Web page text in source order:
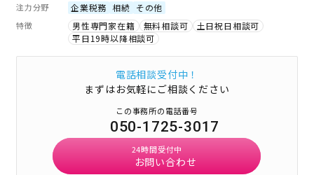
注力分野 企業税務 相続 その他
特徴 男性専門家在籍 無料相談可
土日祝日相談可
平日19時以降相談可
電話相談受付中！
まずはお気軽にご相談ください
この事務所の電話番号
050-1725-3017
24時間受付中
お問い合わせ